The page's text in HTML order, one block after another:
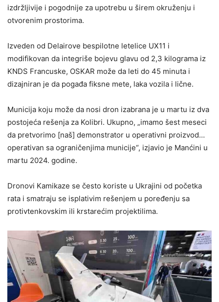
izdržljivije i pogodnije za upotrebu u širem okruženju i
otvorenim prostorima.
Izveden od Delairove bespilotne letelice UX11 i
modifikovan da integriše bojevu glavu od 2,3 kilograma iz
KNDS Francuske, OSKAR može da leti do 45 minuta i
dizajniran je da pogađa fiksne mete, laka vozila i lične.
Municija koju može da nosi dron izabrana je u martu iz dva
postojeća rešenja za Kolibri. Ukupno, „imamo šest meseci
da pretvorimo [naš] demonstrator u operativni proizvod…
operativan sa ograničenjima municije“, izjavio je Manćini u
martu 2024. godine.
Dronovi Kamikaze se često koriste u Ukrajini od početka
rata i smatraju se isplativim rešenjem u poređenju sa
protivtenkovskim ili krstarećim projektilima.